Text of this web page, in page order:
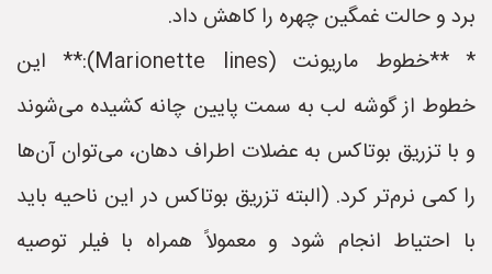
برد و حالت غمگین چهره را کاهش داد.
* **خطوط ماریونت (Marionette lines):** این
خطوط از گوشه لب به سمت پایین چانه کشیده می‌شوند
و با تزریق بوتاکس به عضلات اطراف دهان، می‌توان آن‌ها
را کمی نرم‌تر کرد. (البته تزریق بوتاکس در این ناحیه باید
با احتیاط انجام شود و معمولاً همراه با فیلر توصیه